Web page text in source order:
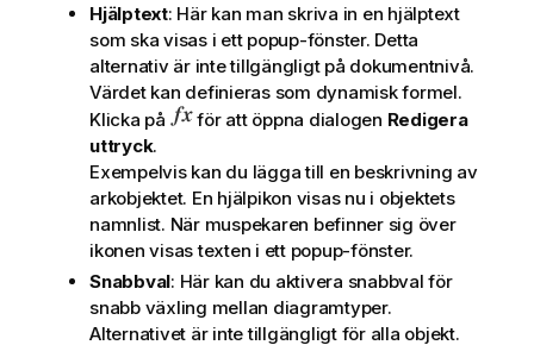
Hjälptext: Här kan man skriva in en hjälptext
som ska visas i ett popup-fönster. Detta
alternativ är inte tillgängligt på dokumentnivå.
Värdet kan definieras som dynamisk formel.
Klicka på
för att öppna dialogen Redigera
uttryck.
Exempelvis kan du lägga till en beskrivning av
arkobjektet. En hjälpikon visas nu i objektets
namnlist. När muspekaren befinner sig över
ikonen visas texten i ett popup-fönster.
Snabbval: Här kan du aktivera snabbval för
snabb växling mellan diagramtyper.
Alternativet är inte tillgängligt för alla objekt.